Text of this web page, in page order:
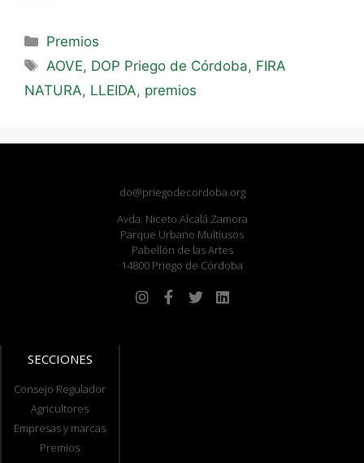
Premios
AOVE, DOP Priego de Córdoba, FIRA
NATURA, LLEIDA, premios
do@priegodecordoba.org
Avda. Niceto Alcalá Zamora
Parque Urbano Multiusos
Pabellón de las Artes
14800 Priego de Córdoba
SECCIONES
Consejo Regulador
Agricultores
Empresas y marcas
Premios